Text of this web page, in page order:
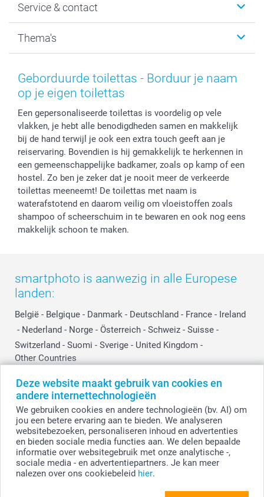
Deze website maakt gebruik van cookies en
andere internettechnologieën
We gebruiken cookies en andere technologieën (bv. AI) om
jou een betere ervaring aan te bieden. We analyseren
websitebezoeken, personaliseren inhoud en advertenties
en bieden sociale media functies aan. We delen bepaalde
informatie over websitegebruik met onze analytische -,
sociale media - en advertentiepartners. Je kan meer
nalezen over ons cookiebeleid hier.
Fotocadeaus
Kaarten
Vacatures
Bestelproces
Herroepingsrecht
Privacy
Reviews
Prijslijst
Investor Relations
Service & contact
Tevredenheidsgarantie
Mijn orderstatus
smartbonus
service@smartphoto.nl
Affiliate partnerprogramma
Partnerships
Influencer partnerprogramma
Thema's
Baby
Moederdag
Huwelijk
Geborduurde toilettas - Borduur je naam
op je eigen toilettas
Een gepersonaliseerde toilettas is voordelig op vele
vlakken, je hebt alle benodigdheden samen en makkelijk
bij de hand terwijl je ook een extra touch geeft aan je
reiservaring. Bovendien is hij gemakkelijk te herkennen in
een gemeenschappelijke badkamer, zoals op kamp of een
hostel. Zo ben je zeker dat je nooit meer de verkeerde
toilettas meeneemt! De toilettas met naam is
waterafstotend en daarom veilig om vloeistoffen zoals
shampoo of scheerschuim in te bewaren en ook nog eens
makkelijk schoon te maken.
smartphoto is aanwezig in alle Europese
landen:
België - Belgique - Danmark - Deutschland - France - Ireland
- Nederland - Norge - Österreich - Schweiz - Suisse -
Switzerland - Suomi - Sverige - United Kingdom -
Other Countries
© smartphoto group. Alle rechten voorbehouden.Disclaimer
Alle prijzen zijn in EURO (€) inclusief BTW en exclusief verzendkosten.